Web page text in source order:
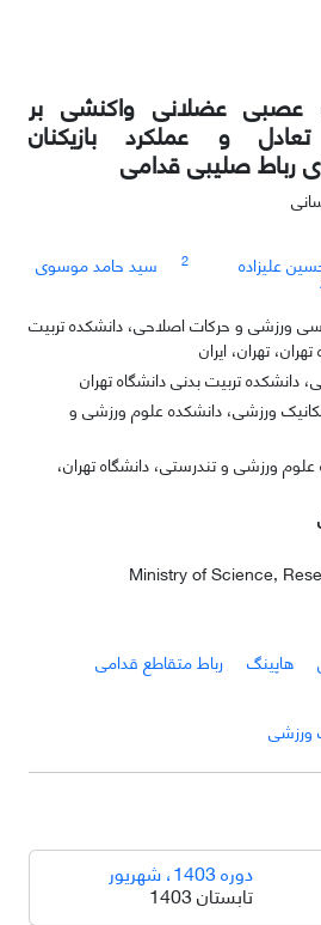
عصبی عضلانی واکنشی بر
و عملکرد بازیکنان
رباط صلیبی قدامی
علیزاده 2 سید حامد موسوی
ورزشی و حرکات اصلاحی، دانشکده تربیت
تهران، ایران
تربیت بدنی دانشگاه تهران
ورزشی، دانشکده علوم ورزشی و
ورزشی و تندرستی، دانشگاه تهران،
Ministry of Science,
هاپینگ
رباط متقاطع قدامی
ورزشی
دوره 1403، شهریور
تابستان 1403